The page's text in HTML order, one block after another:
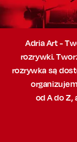
Adria Art -
rozrywki.
rozrywka są
od A do Z,